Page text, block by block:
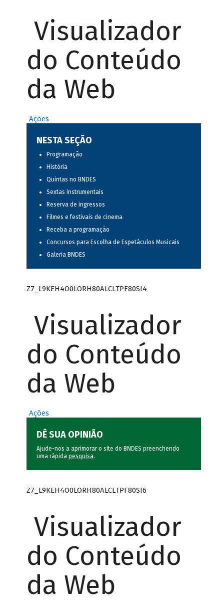
Visualizador
do Conteúdo
da Web
Ações
NESTA SEÇÃO
Programação
História
Quintas no BNDES
Sextas instrumentais
Reserva de ingressos
Filmes e festivais de cinema
Receba a programação
Concursos para Escolha de Espetáculos Musicais
Galeria BNDES
Z7_L9KEH4O0LORH80ALCLTPF80SI4
Visualizador
do Conteúdo
da Web
Ações
DÊ SUA OPINIÃO
Ajude-nos a aprimorar o site do BNDES preenchendo
uma rápida pesquisa.
Z7_L9KEH4O0LORH80ALCLTPF80SI6
Visualizador
do Conteúdo
da Web